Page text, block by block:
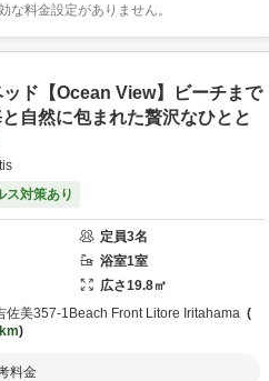
な料金設定がありません。
ド【Ocean View】ビーチまで
自然に包まれた贅沢なひとと
ス対策あり
定員3名
浴室1室
広さ19.8㎡
佐美357-1 Beach Front Litore Iritahama
料金